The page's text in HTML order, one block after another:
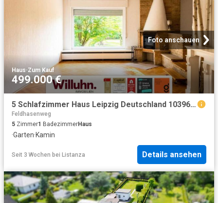
Foto anschauen
Haus·Zum Kauf
499.000 €
5 Schlafzimmer Haus Leipzig Deutschland 103961728
Feldhasenweg
5 Zimmer1 BadezimmerHaus
·Garten·Kamin
Seit 3 Wochen bei Listanza Details ansehen